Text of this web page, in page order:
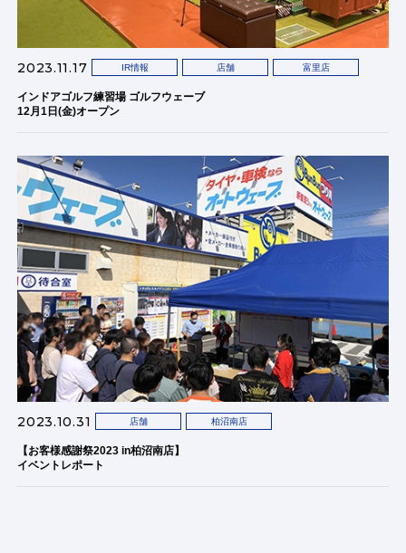
2023.11.17 IR情報 店舗 富里店
インドアゴルフ練習場 ゴルフウェーブ
12月1日(金)オープン
2023.10.31 店舗 柏沼南店
【お客様感謝祭2023 in柏沼南店】
イベントレポート